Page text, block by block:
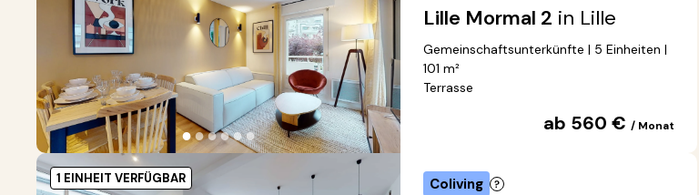
●●●●●●
Lille Mormal 2 in Lille
Gemeinschaftsunterkünfte | 5 Einheiten |
101 m²
Terrasse
ab 560 €/ Monat
1 EINHEIT VERFÜGBAR Coliving